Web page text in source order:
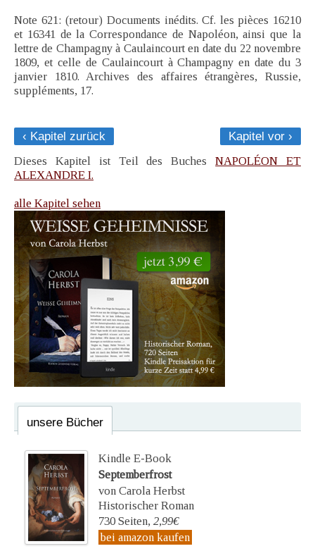
Note 621: (retour) Documents inédits. Cf. les pièces 16210
et 16341 de la Correspondance de Napoléon, ainsi que la
lettre de Champagny à Caulaincourt en date du 22 novembre
1809, et celle de Caulaincourt à Champagny en date du 3
janvier 1810. Archives des affaires étrangères, Russie,
suppléments, 17.
‹ Kapitel zurück
Kapitel vor ›
Dieses Kapitel ist Teil des BuchesNAPOLÉON ET
ALEXANDRE I.
alle Kapitel sehen
unsere Bücher
Kindle E-Book
Septemberfrost
von Carola Herbst
Historischer Roman
730 Seiten, 2,99€
bei amazon kaufen